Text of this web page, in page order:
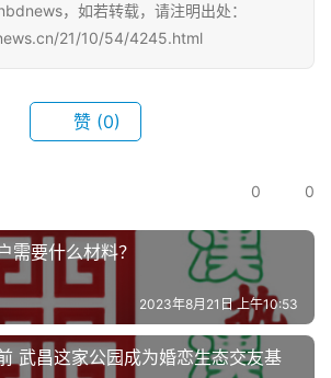
，如若转载，请注明出处：
21/10/54/4245.html
赞 (0)
0 0
需要什么材料？
2023年8月21日 上午10:53
武昌这家公园成为婚恋生态交友基